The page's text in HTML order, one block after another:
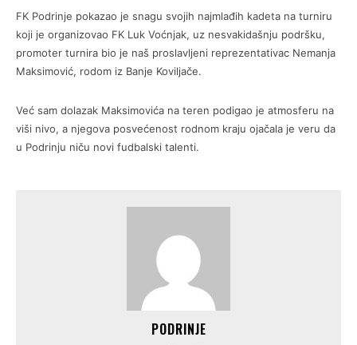
FK Podrinje pokazao je snagu svojih najmlađih kadeta na turniru
koji je organizovao FK Luk Voćnjak, uz nesvakidašnju podršku,
promoter turnira bio je naš proslavljeni reprezentativac Nemanja
Maksimović, rodom iz Banje Koviljače.
Već sam dolazak Maksimovića na teren podigao je atmosferu na
viši nivo, a njegova posvećenost rodnom kraju ojačala je veru da
u Podrinju niču novi fudbalski talenti.
PODRINJE